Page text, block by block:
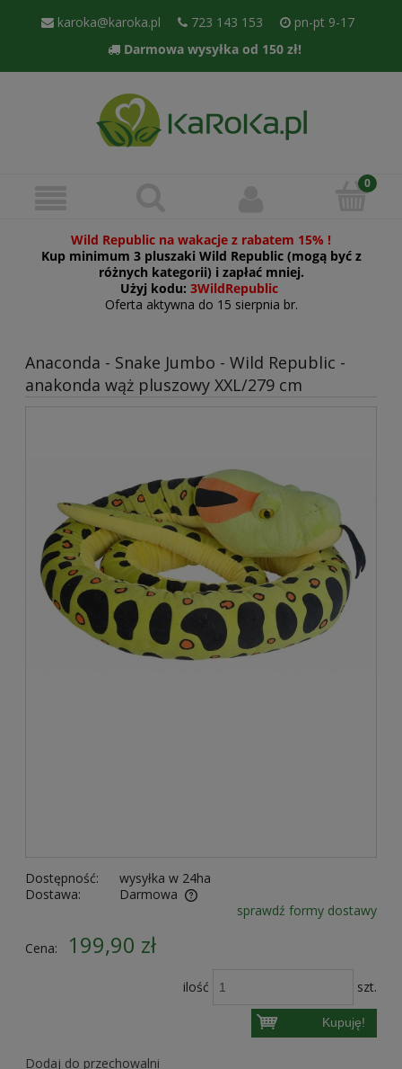
karoka@karoka.pl 723 143 153
pn-pt 9-17
Darmowa wysyłka od 150 zł!
Wild Republic na wakacje z rabatem 15% !
Kup minimum 3 pluszaki Wild Republic (mogą być z
różnych kategorii) i zapłać mniej.
Użyj kodu: 3WildRepublic
Oferta aktywna do 15 sierpnia br.
Anaconda - Snake Jumbo - Wild Republic -
anakonda wąż pluszowy XXL/279 cm
Dostępność:
wysyłka w 24ha
Dostawa:
Darmowa
Cena nie zawiera ewentualnych kosztów płatności
sprawdź formy dostawy
Cena: 199,90 zł
ilość szt.
Kupuję!
Dodaj do przechowalni